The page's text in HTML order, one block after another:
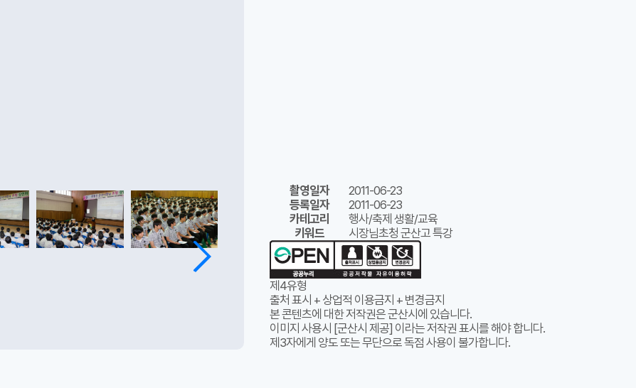
촬영일자
2011-06-23
등록일자
2011-06-23
카테고리
행사/축제 생활/교육
키워드
시장님초청 군산고 특강
제4유형
출처 표시 + 상업적 이용금지 + 변경금지
본 콘텐츠에 대한 저작권은 군산시에 있습니다.
이미지 사용시 [군산시 제공] 이라는 저작권 표시를 해야 합니다.
제3자에게 양도 또는 무단으로 독점 사용이 불가합니다.